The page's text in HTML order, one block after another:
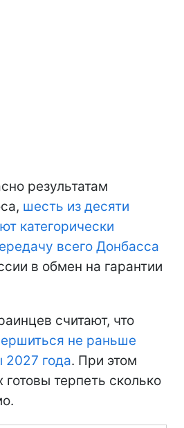
результатам
шесть из десяти
категорически
всего Донбасса
в обмен на гарантии
считают, что
не раньше
2027 года. При этом
терпеть сколько